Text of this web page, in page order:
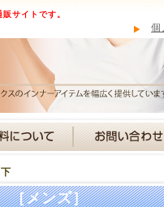
サイトです。
個
［メンズ］